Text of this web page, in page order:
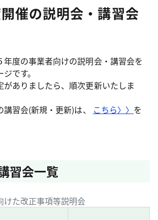
催の説明会・講習会
年度の事業者向けの説明会・講習会を
です。
がありましたら、順次更新いたしま
習会(新規・更新)は、 こちら〉〉 を
習会一覧
けた改正事項等説明会